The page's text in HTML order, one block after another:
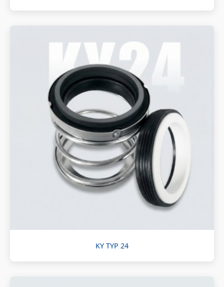
KY TYP 24